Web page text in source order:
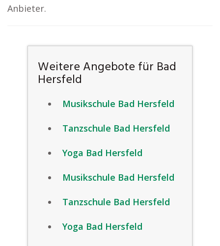
Anbieter.
Weitere Angebote für Bad
Hersfeld
Musikschule Bad Hersfeld
Tanzschule Bad Hersfeld
Yoga Bad Hersfeld
Musikschule Bad Hersfeld
Tanzschule Bad Hersfeld
Yoga Bad Hersfeld